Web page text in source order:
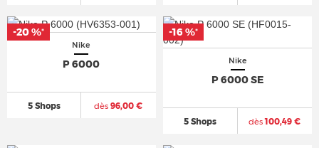
Nike
P 6000
5 Shops dès 96,00 €
-20 %*
Nike
P 6000 SE
5 Shops dès100,49 €
-16 %*